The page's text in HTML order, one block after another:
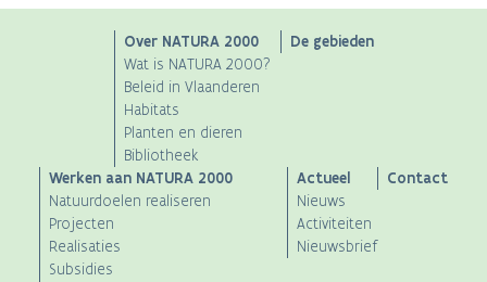
navigation
Over NATURA 2000
Wat is NATURA 2000?
Beleid in Vlaanderen
Habitats
Planten en dieren
Bibliotheek
De gebieden
Werken aan NATURA 2000
Natuurdoelen realiseren
Projecten
Realisaties
Subsidies
Actueel
Nieuws
Activiteiten
Nieuwsbrief
Contact